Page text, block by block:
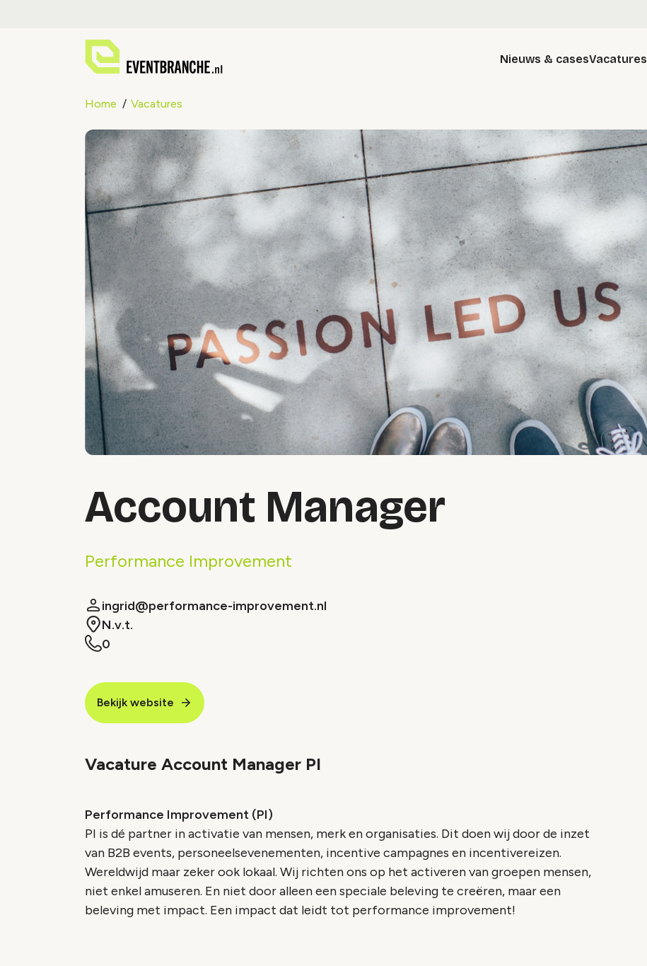
Nieuws & casesVacatures
Home Vacatures
Account Manager
Performance Improvement
ingrid@performance-improvement.nl
N.v.t.
0
Bekijk website
Vacature Account Manager PI
Performance Improvement (PI)
PI is dé partner in activatie van mensen, merk en organisaties. Dit doen wij door de inzet
van B2B events, personeelsevenementen, incentive campagnes en incentivereizen.
Wereldwijd maar zeker ook lokaal. Wij richten ons op het activeren van groepen mensen,
niet enkel amuseren. En niet door alleen een speciale beleving te creëren, maar een
beleving met impact. Een impact dat leidt tot performance improvement!